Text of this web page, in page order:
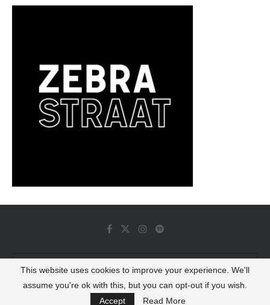
© 2022 - Luminous Dash All Rights Reserved
BACK TO TOP
This website uses cookies to improve your experience. We'll
assume you're ok with this, but you can opt-out if you wish.
Accept
Read More